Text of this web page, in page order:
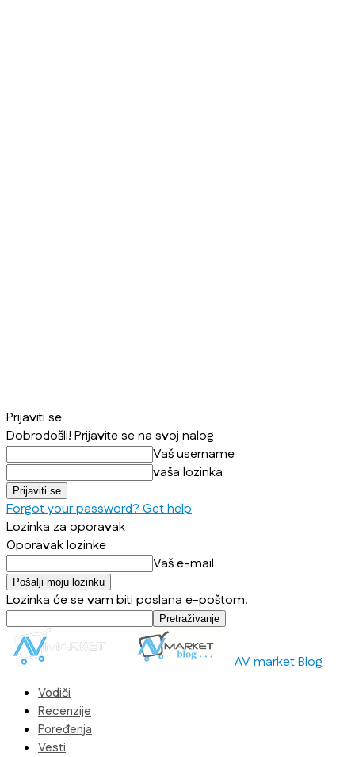
Prijaviti se
Dobrodošli! Prijavite se na svoj nalog
Vaš username
vaša lozinka
Forgot your password? Get help
Lozinka za oporavak
Oporavak lozinke
Vaš e-mail
Lozinka će se vam biti poslana e-poštom.
AV market Blog
Vodiči
Recenzije
Poređenja
Vesti